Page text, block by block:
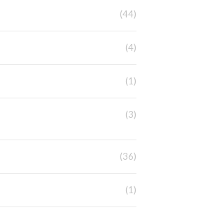
(44)
(4)
(1)
(3)
(36)
(1)